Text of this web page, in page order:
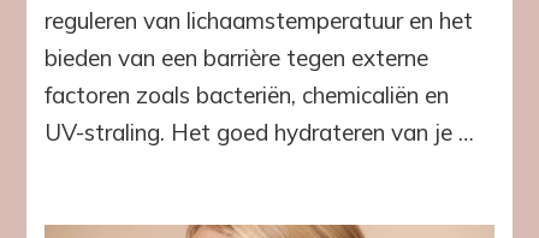
tot
een
Stralende
Gezondheid
reguleren van lichaamstemperatuur en het
bieden van een barrière tegen externe
factoren zoals bacteriën, chemicaliën en
UV-straling. Het goed hydrateren van je …